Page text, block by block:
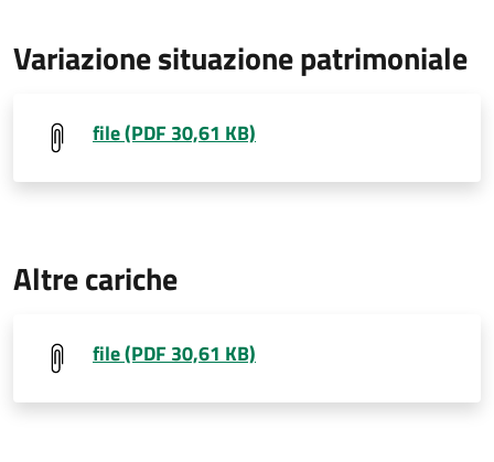
Variazione situazione patrimoniale
file (PDF 30,61 KB)
Altre cariche
file (PDF 30,61 KB)